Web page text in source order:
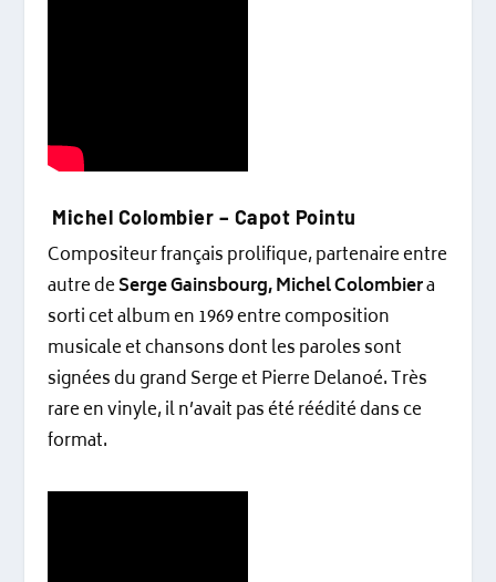
Michel Colombier ‎– Capot Pointu
Compositeur français prolifique, partenaire entre
autre deSerge Gainsbourg,Michel Colombiera
sorti cet album en 1969 entre composition
musicale et chansons dont les paroles sont
signées du grand Serge et Pierre Delanoé. Très
rare en vinyle, il n’avait pas été réédité dans ce
format.